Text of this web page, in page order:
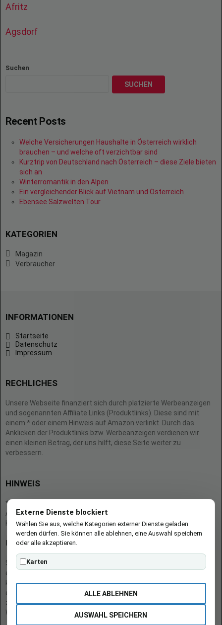
Afritz
Agsdorf
Suchen
SUCHEN
Recent Posts
Welche Versicherungen Haushalte in Österreich wirklich
brauchen – und welche oft verzichtbar sind
Kurztrip von Deutschland nach Österreich – diese Ziele bieten
sich an
Winterromantik in den Alpen
Ein vergleichender Blick auf Vietnam und Österreich
Ebensee Salzwelten Tour
KATEGORIEN
Magazin
Verbraucher
INFORMATIONEN
Startseite
Datenschutz
Impressum
RECHLICHES
Unsere Webseite finanziert sich durch platzierte Werbeanzeigen
und sogenannten Affiliate Links (Produktlinks). Diese sind mit
einem * oder einem Hinweis auf Amazon verlinkt. Durch das
Anklicken der Produktlinks bzw. Werbeanzeigen verdienen wir
einen kleinen Betrag, der uns hilft, diese Seite weiter zu
verbessern.
HINWEIS
* = Afilliate-Link (=Werbung)
Als Amazon-Partner verdient der Seitenbetreiber an qualifizierten
Käufen.
Hinweis zu Preisen und Verfügbarkeiten
Sofern Produktpreise und Verfügbarkeiten angezeigt werden,
entsprechen diese dem angegebenen Stand (Datum/Uhrzeit) und
können sich auf der verlinkten Seite jederzeit ändern. Für den Kauf
eines Produkts gelten die Angaben zu Preis und Verfügbarkeit, die
zum Kaufzeitpunkt [auf der/den maßgeblichen Amazon-
Website(s)] angezeigt werden.
Externe Dienste blockiert
Wählen Sie aus, welche Kategorien externer Dienste geladen
werden dürfen. Sie können alle ablehnen, eine Auswahl speichern
oder alle akzeptieren.
Karten
ALLE ABLEHNEN
AUSWAHL SPEICHERN